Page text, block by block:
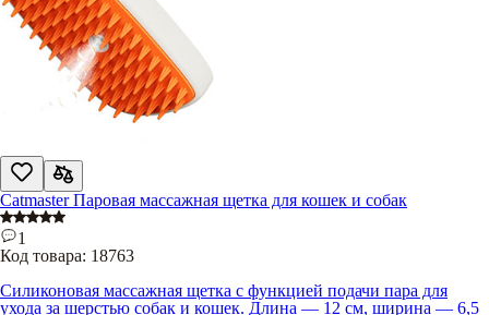
Catmaster Паровая массажная щетка для кошек и собак
1
Код товара: 18763
Силиконовая массажная щетка с функцией подачи пара для
ухода за шерстью собак и кошек. Длина — 12 см, ширина — 6,5